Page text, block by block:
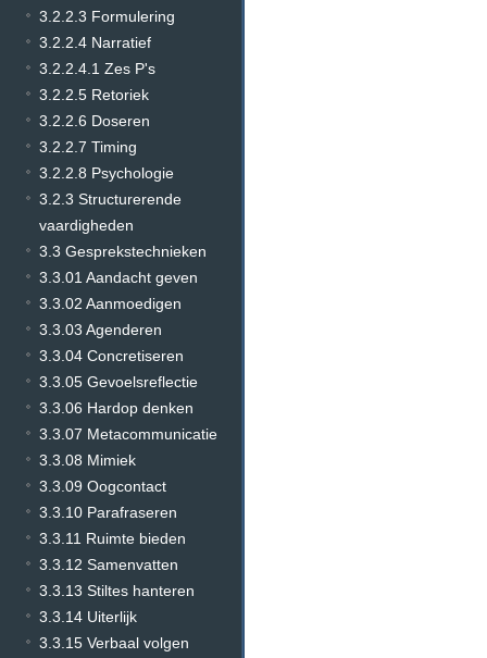
3.2.2.3 Formulering
3.2.2.4 Narratief
3.2.2.4.1 Zes P's
3.2.2.5 Retoriek
3.2.2.6 Doseren
3.2.2.7 Timing
3.2.2.8 Psychologie
3.2.3 Structurerende
vaardigheden
3.3 Gesprekstechnieken
3.3.01 Aandacht geven
3.3.02 Aanmoedigen
3.3.03 Agenderen
3.3.04 Concretiseren
3.3.05 Gevoelsreflectie
3.3.06 Hardop denken
3.3.07 Metacommunicatie
3.3.08 Mimiek
3.3.09 Oogcontact
3.3.10 Parafraseren
3.3.11 Ruimte bieden
3.3.12 Samenvatten
3.3.13 Stiltes hanteren
3.3.14 Uiterlijk
3.3.15 Verbaal volgen